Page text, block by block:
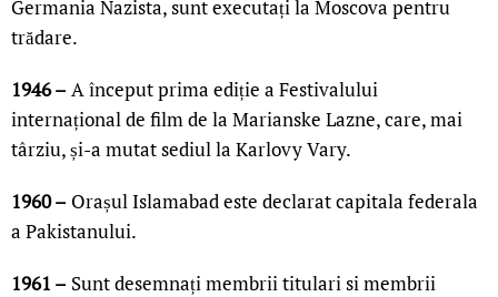
Germania Nazista, sunt executați la Moscova pentru
trădare.
1946 –A început prima ediție a Festivalului
internațional de film de la Marianske Lazne, care, mai
târziu, și-a mutat sediul la Karlovy Vary.
1960 – Orașul Islamabad este declarat capitala federala
a Pakistanului.
1961 – Sunt desemnați membrii titulari si membrii